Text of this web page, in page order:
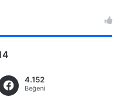
4.152
Beğeni